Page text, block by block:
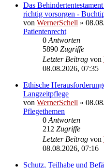
Das
richtig vorsorgen -
von WernerSchell »
Patientenrecht
0 Antworten
5890 Zugriffe
Letzter Beitrag von
08.08.2026, 07:35
Ethische
Langzeitpflege
von WernerSchell »
Pflegethemen
0 Antworten
212 Zugriffe
Letzter Beitrag von
08.08.2026, 07:16
Schutz, Teilhabe und